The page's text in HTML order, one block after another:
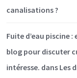
canalisations ?
Fuite d’eau piscine
blog pour discuter
intéresse. dans Les